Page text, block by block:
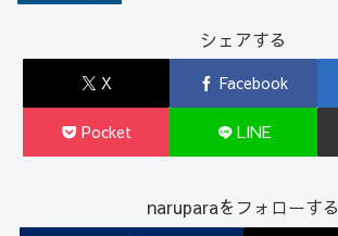
シェアする
X Facebook
Pocket LINE
naruparaをフォローする